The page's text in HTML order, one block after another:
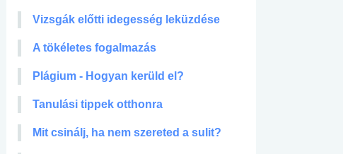
Vizsgák előtti idegesség leküzdése
A tökéletes fogalmazás
Plágium - Hogyan kerüld el?
Tanulási tippek otthonra
Mit csinálj, ha nem szereted a sulit?